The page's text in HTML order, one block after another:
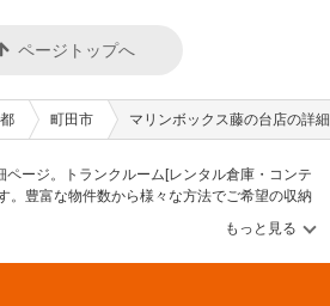
ページトップへ
町田市 マリンボックス藤の台店の詳細
ページ。トランクルーム[レンタル倉庫・コンテ
。豊富な物件数から様々な方法でご希望の収納
クルーム情報サイトです。マリンボックス藤の
タイプのご紹介や料金表、お得なキャンペーン
タイプを見つけたら、メールか電話でお問合せ